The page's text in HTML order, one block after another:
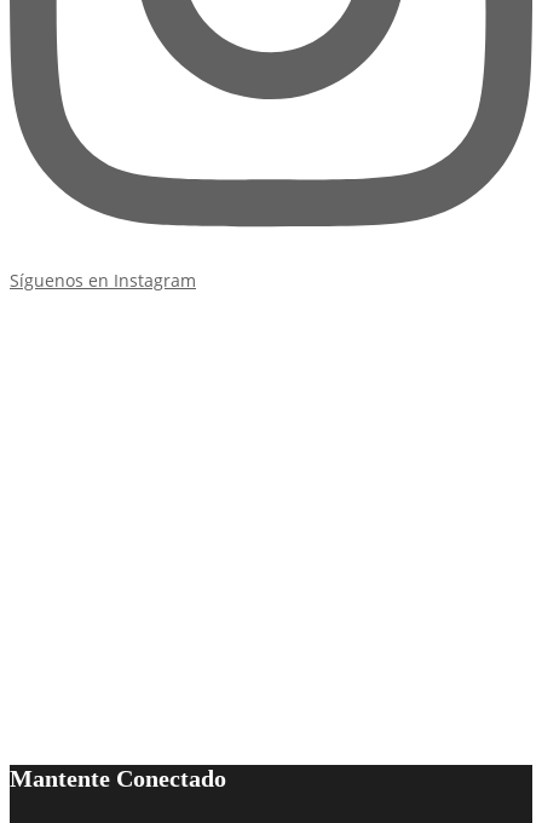
Síguenos en Instagram
Mantente Conectado